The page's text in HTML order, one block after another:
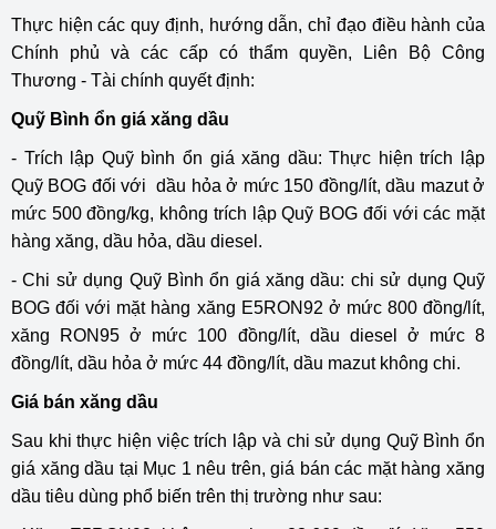
Thực hiện các quy định, hướng dẫn, chỉ đạo điều hành của
Chính phủ và các cấp có thẩm quyền, Liên Bộ Công
Thương - Tài chính quyết định:
Quỹ Bình ổn giá xăng dầu
- Trích lập Quỹ bình ổn giá xăng dầu: Thực hiện trích lập
Quỹ BOG đối với dầu hỏa ở mức 150 đồng/lít, dầu mazut ở
mức 500 đồng/kg, không trích lập Quỹ BOG đối với các mặt
hàng xăng, dầu hỏa, dầu diesel.
- Chi sử dụng Quỹ Bình ổn giá xăng dầu: chi sử dụng Quỹ
BOG đối với mặt hàng xăng E5RON92 ở mức 800 đồng/lít,
xăng RON95 ở mức 100 đồng/lít, dầu diesel ở mức 8
đồng/lít, dầu hỏa ở mức 44 đồng/lít, dầu mazut không chi.
Giá bán xăng dầu
Sau khi thực hiện việc trích lập và chi sử dụng Quỹ Bình ổn
giá xăng dầu tại Mục 1 nêu trên, giá bán các mặt hàng xăng
dầu tiêu dùng phổ biến trên thị trường như sau: